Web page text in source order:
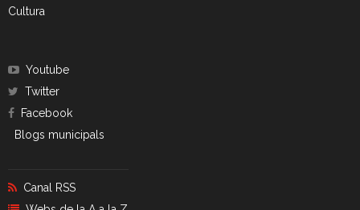
Privacitat
Cultura
Youtube
Twitter
Facebook
Blogs municipals
Canal RSS